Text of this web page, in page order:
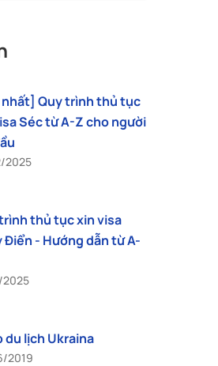
nhất] Quy trình thủ tục
Séc từ A-Z cho người
2025
thủ tục xin visa
Điển - Hướng dẫn từ A-
2025
du lịch Ukraina
2019